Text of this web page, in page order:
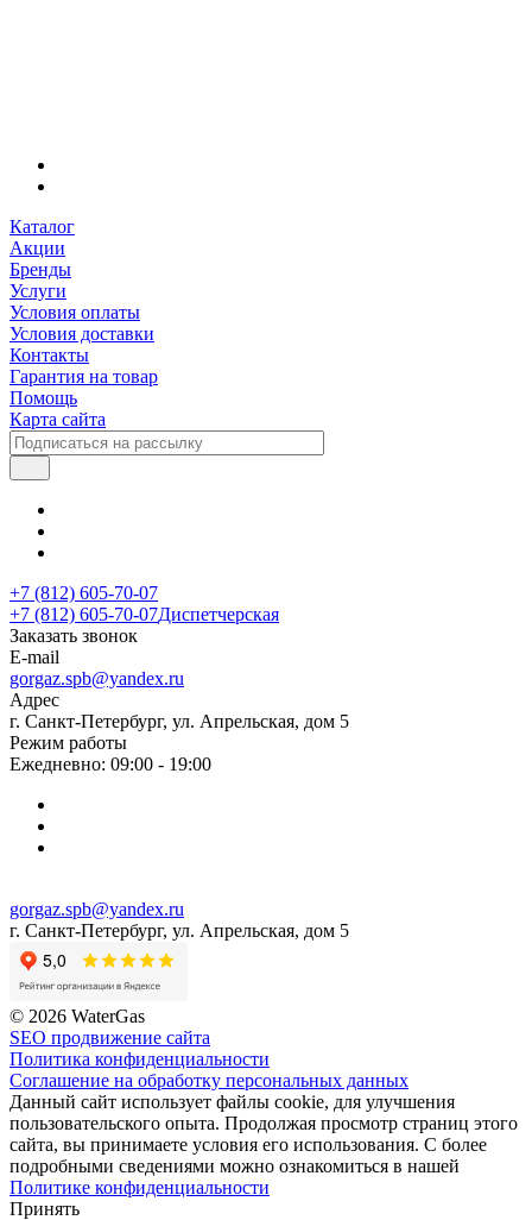
Каталог
Акции
Бренды
Услуги
Условия оплаты
Условия доставки
Контакты
Гарантия на товар
Помощь
Карта сайта
+7 (812) 605-70-07
+7 (812) 605-70-07Диспетчерская
Заказать звонок
E-mail
gorgaz.spb@yandex.ru
Адрес
г. Санкт-Петербург, ул. Апрельская, дом 5
Режим работы
Ежедневно: 09:00 - 19:00
gorgaz.spb@yandex.ru
г. Санкт-Петербург, ул. Апрельская, дом 5
© 2026 WaterGas
SEO продвижение сайта
Политика конфиденциальности
Соглашение на обработку персональных данных
Данный сайт использует файлы cookie, для улучшения
пользовательского опыта. Продолжая просмотр страниц этого
сайта, вы принимаете условия его использования. С более
подробными сведениями можно ознакомиться в нашей
Политике конфиденциальности
Принять